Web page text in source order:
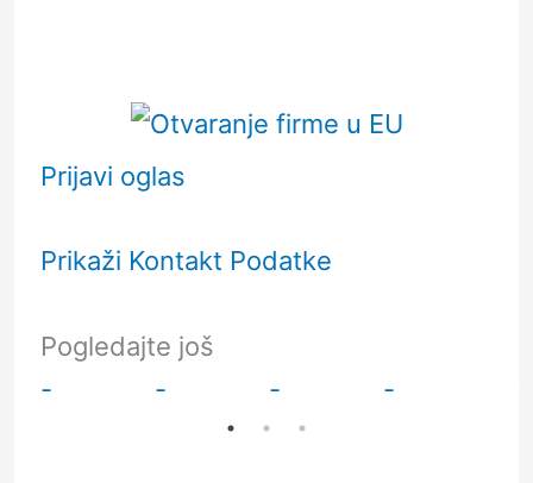
Prijavi oglas
Prikaži Kontakt Podatke
Pogledajte još
-
- - -